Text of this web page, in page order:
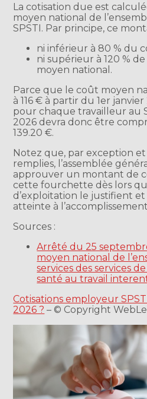
La cotisation due est
moyen national de
SPSTI. Par principe, ce
ni inférieur à 80 % du
ni supérieur à 120 %
moyen national.
Parce que le coût moyen
à 116 € à partir du 1er
pour chaque travailleur au
2026 devra donc être
139.20 €.
Notez que, par exception
remplies, l’assemblée
approuver un montant de
cette fourchette dès lors
d’exploitation le justifient
atteinte à
Sources :
Arrêté du 25
moyen national de
services des services
santé au travail
Cotisations employeur
2026 ? – © Copyright